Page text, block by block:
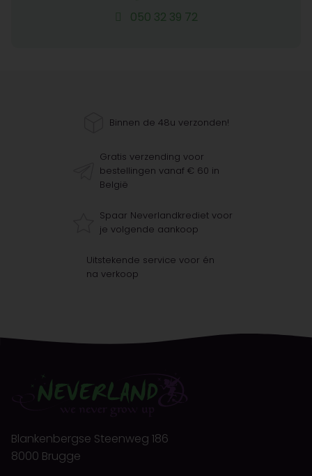
050 32 39 72
Binnen de 48u verzonden!
Gratis verzending voor
bestellingen vanaf € 60 in
België
Spaar Neverlandkrediet voor
je volgende aankoop
Uitstekende service voor én
na verkoop
Blankenbergse Steenweg 186
8000 Brugge